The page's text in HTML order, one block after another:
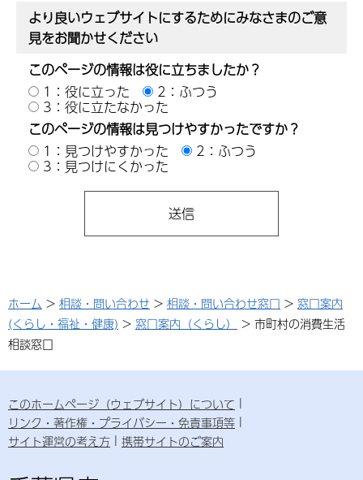
より良いウェブサイトにするためにみなさまのご意
見をお聞かせください
このページの情報は役に立ちましたか？
1：役に立った
2：ふつう
3：役に立たなかった
このページの情報は見つけやすかったですか？
1：見つけやすかった
2：ふつう
3：見つけにくかった
ホーム > 相談・問い合わせ > 相談・問い合わせ窓口 > 窓口案内
(くらし・福祉・健康) > 窓口案内（くらし）
> 市町村の消費生活
相談窓口
このホームページ（ウェブサイト）について
リンク・著作権・プライバシー・免責事項等
サイト運営の考え方
携帯サイトのご案内